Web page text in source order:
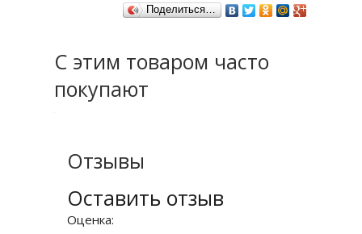
Поделиться…
С этим товаром часто
покупают
Отзывы
Оставить отзыв
Оценка: